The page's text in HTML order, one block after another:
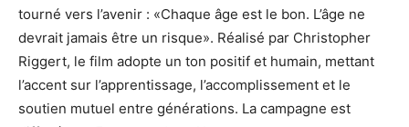
tourné vers l’avenir : «Chaque âge est le bon. L’âge ne
devrait jamais être un risque». Réalisé par Christopher
Riggert, le film adopte un ton positif et humain, mettant
l’accent sur l’apprentissage, l’accomplissement et le
soutien mutuel entre générations. La campagne est